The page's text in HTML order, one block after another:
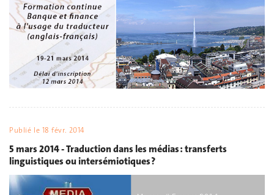
Publié le 18 févr. 2014
5 mars 2014 - Traduction dans les médias : transferts
linguistiques ou intersémiotiques ?